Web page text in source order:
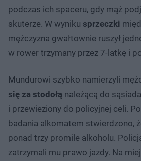
podczas ich spaceru, gdy mąż
skuterze. W wyniku sprzeczki
mężczyzna gwałtownie ruszył
w rower trzymany przez 7-latkę i
Mundurowi szybko namierzyli
się za stodołą należącą do
i przewieziony do policyjnej celi.
badania alkomatem stwierdzono,
ponad trzy promile alkoholu.
zatrzymali mu prawo jazdy. Na